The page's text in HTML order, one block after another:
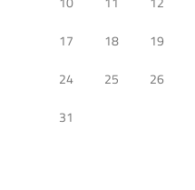
17
18 19
24
25 26
31